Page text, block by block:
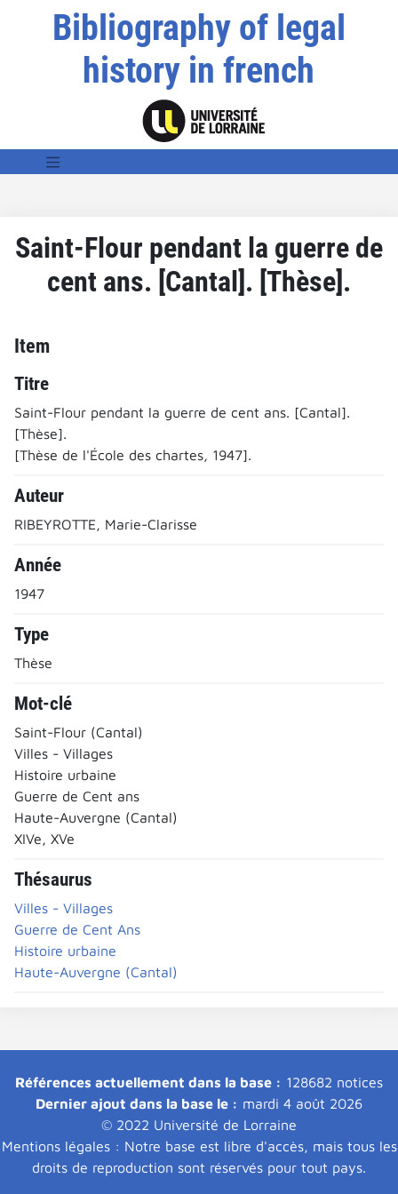
Bibliography of legal
history in french
Saint-Flour pendant la guerre de
cent ans. [Cantal]. [Thèse].
Item
Titre
Saint-Flour pendant la guerre de cent ans. [Cantal].
[Thèse].
[Thèse de l'École des chartes, 1947].
Auteur
RIBEYROTTE, Marie-Clarisse
Année
1947
Type
Thèse
Mot-clé
Saint-Flour (Cantal)
Villes - Villages
Histoire urbaine
Guerre de Cent ans
Haute-Auvergne (Cantal)
XIVe, XVe
Thésaurus
Villes - Villages
Guerre de Cent Ans
Histoire urbaine
Haute-Auvergne (Cantal)
Références actuellement dans la base : 128682 notices
Dernier ajout dans la base le : mardi 4 août 2026
© 2022 Université de Lorraine
Mentions légales : Notre base est libre d'accès, mais tous les
droits de reproduction sont réservés pour tout pays.